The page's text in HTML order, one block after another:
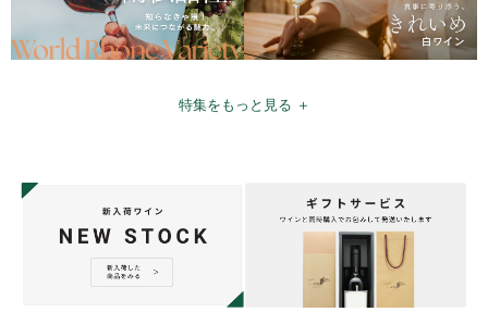
特集をもっと見る ＋